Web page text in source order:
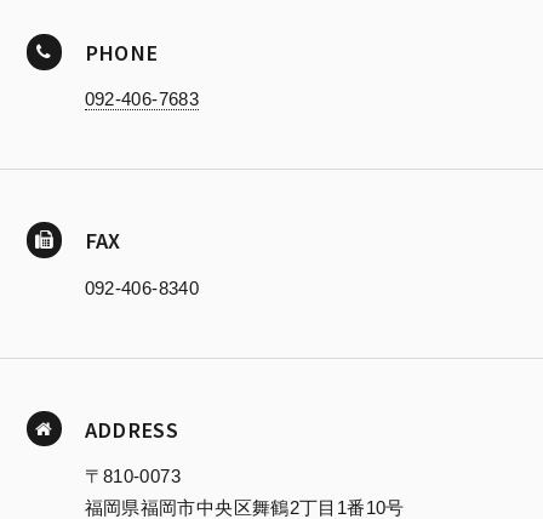
PHONE
092-406-7683
FAX
092-406-8340
ADDRESS
〒810-0073
福岡県福岡市中央区舞鶴2丁目1番10号